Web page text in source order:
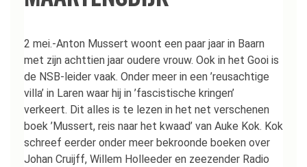
2 mei.-Anton Mussert woont een paar jaar in Baarn
met zijn achttien jaar oudere vrouw. Ook in het Gooi is
de NSB-leider vaak. Onder meer in een ’reusachtige
villa’ in Laren waar hij in ’fascistische kringen’
verkeert. Dit alles is te lezen in het net verschenen
boek ’Mussert, reis naar het kwaad’ van Auke Kok. Kok
schreef eerder onder meer bekroonde boeken over
Johan Cruijff, Willem Holleeder en zeezender Radio